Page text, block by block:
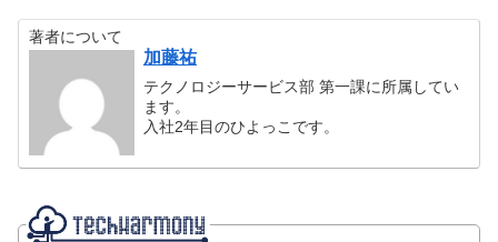
著者について
加藤祐
テクノロジーサービス部 第一課に所属してい
ます。
入社2年目のひよっこです。